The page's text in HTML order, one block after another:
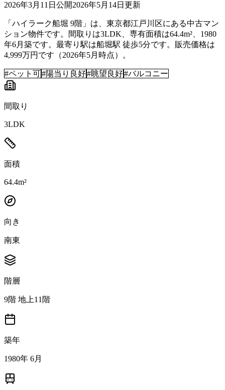
2026年3月11日 公開2026年5月14日 更新
「ハイラーク船堀 9階」は、東京都江戸川区にある中古マン
ション物件です。間取りは3LDK、専有面積は64.4m²、1980
年6月築です。最寄り駅は船堀駅 徒歩5分です。販売価格は
4,999万円です（2026年5月時点）。
#ペット可#陽当り良好#眺望良好#バルコニー
間取り
3LDK
面積
64.4m²
向き
南東
階層
9階 地上11階
築年
1980年 6月